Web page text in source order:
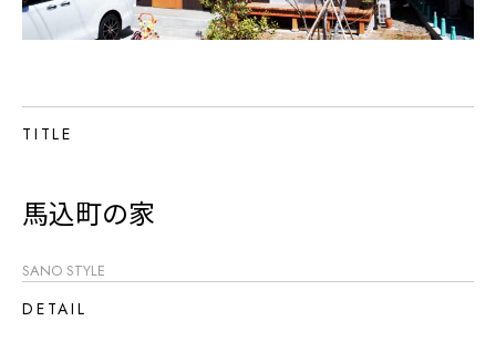
TITLE
馬込町の家
SANO STYLE
DETAIL